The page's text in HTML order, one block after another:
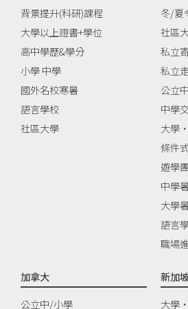
背景提升(科研)課程
大學以上證書+學位
高中學歷&學分
小學 中學
國外名校寒暑
語言學校
社區大學
冬/夏
社區
私立
私立
公立
中學
大學
條件
遊學
中學
大學
語言
職場
加拿大
公立中/小學
新加
大學